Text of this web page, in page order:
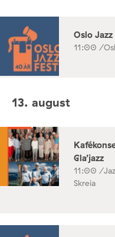
Oslo
11:00 /
13. august
Gla’jazz
11:00 /
Skreia